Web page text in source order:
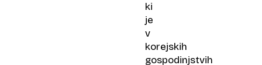
ki
je
v
korejskih
gospodinjstvih